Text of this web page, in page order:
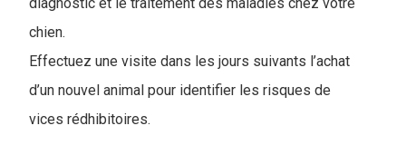
chien.
Effectuez une visite dans les jours suivants l’achat
d’un nouvel animal pour identifier les risques de
vices rédhibitoires.